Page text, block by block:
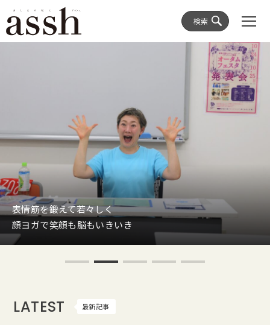
検索
表情筋を鍛えて若々しく
顔ヨガで笑顔も脳もいきいき
LATEST 最新記事